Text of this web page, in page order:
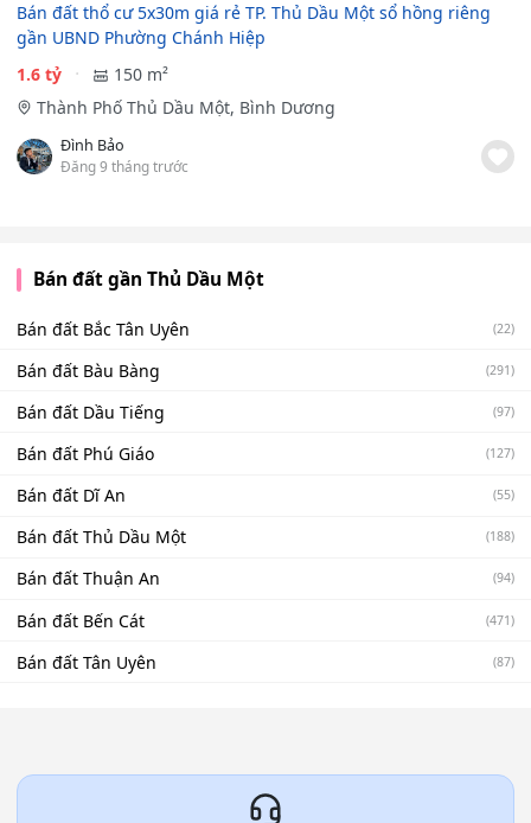
Bán đất thổ cư 5x30m giá rẻ TP. Thủ Dầu Một sổ hồng riêng
gần UBND Phường Chánh Hiệp
1.6 tỷ
150 m²
Thành Phố Thủ Dầu Một, Bình Dương
Đình Bảo
Đăng 9 tháng trước
Bán đất gần Thủ Dầu Một
Bán đất Bắc Tân Uyên (22)
Bán đất Bàu Bàng (291)
Bán đất Dầu Tiếng (97)
Bán đất Phú Giáo (127)
Bán đất Dĩ An (55)
Bán đất Thủ Dầu Một (188)
Bán đất Thuận An (94)
Bán đất Bến Cát (471)
Bán đất Tân Uyên (87)